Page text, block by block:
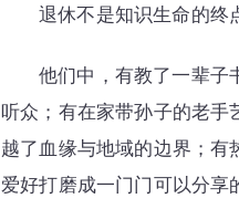
退休不是知识生命的终
他们中，有教了一辈子
听众；有在家带孙子的老手
越了血缘与地域的边界；有
爱好打磨成一门门可以分享